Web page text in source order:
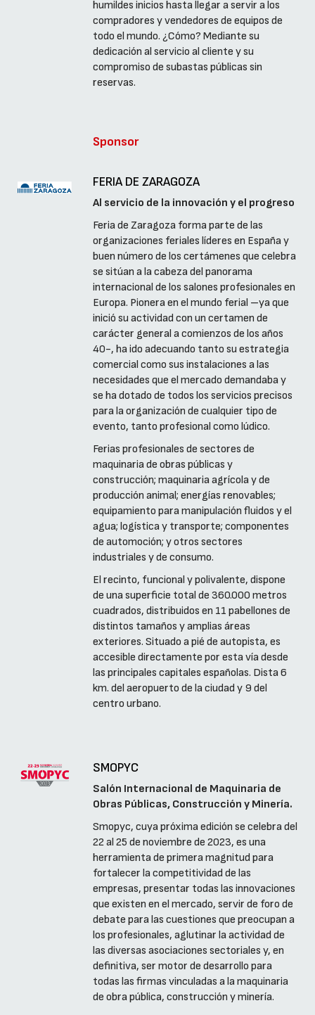
humildes inicios hasta llegar a servir a los
compradores y vendedores de equipos de
todo el mundo. ¿Cómo? Mediante su
dedicación al servicio al cliente y su
compromiso de subastas públicas sin
reservas.
Sponsor
FERIA DE ZARAGOZA
Al servicio de la innovación y el progreso
Feria de Zaragoza forma parte de las
organizaciones feriales líderes en España y
buen número de los certámenes que celebra
se sitúan a la cabeza del panorama
internacional de los salones profesionales en
Europa. Pionera en el mundo ferial –ya que
inició su actividad con un certamen de
carácter general a comienzos de los años
40-, ha ido adecuando tanto su estrategia
comercial como sus instalaciones a las
necesidades que el mercado demandaba y
se ha dotado de todos los servicios precisos
para la organización de cualquier tipo de
evento, tanto profesional como lúdico.
Ferias profesionales de sectores de
maquinaria de obras públicas y
construcción; maquinaria agrícola y de
producción animal; energías renovables;
equipamiento para manipulación fluidos y el
agua; logística y transporte; componentes
de automoción; y otros sectores
industriales y de consumo.
El recinto, funcional y polivalente, dispone
de una superficie total de 360.000 metros
cuadrados, distribuidos en 11 pabellones de
distintos tamaños y amplias áreas
exteriores. Situado a pié de autopista, es
accesible directamente por esta vía desde
las principales capitales españolas. Dista 6
km. del aeropuerto de la ciudad y 9 del
centro urbano.
SMOPYC
Salón Internacional de Maquinaria de
Obras Públicas, Construcción y Minería.
Smopyc, cuya próxima edición se celebra del
22 al 25 de noviembre de 2023, es una
herramienta de primera magnitud para
fortalecer la competitividad de las
empresas, presentar todas las innovaciones
que existen en el mercado, servir de foro de
debate para las cuestiones que preocupan a
los profesionales, aglutinar la actividad de
las diversas asociaciones sectoriales y, en
definitiva, ser motor de desarrollo para
todas las firmas vinculadas a la maquinaria
de obra pública, construcción y minería.